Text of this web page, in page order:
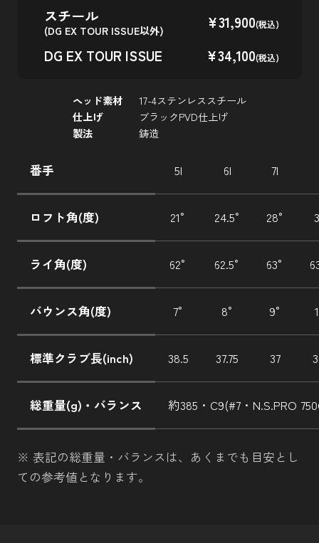
スチール
(DG EX TOUR ISSUE以外) ¥31,900(税込)
DG EX TOUR ISSUE ¥34,100(税込)
ヘッド素材
17-4ステンレススチール
仕上げ
ブラックPVD仕上げ
製法
鋳造
番手 5I 6I 7I
ロフト角(度) 21° 24.5° 28°
ライ角(度) 62° 62.5° 63°
バウンス角(度) 7° 8° 9°
標準クラブ長(inch) 38.5 37.75 37
総重量(g)・バランス 約385・C9(#7・N.S.PRO
※ 表記の総重量・バランスは、あくまでも目安とし
ての参考値となります。